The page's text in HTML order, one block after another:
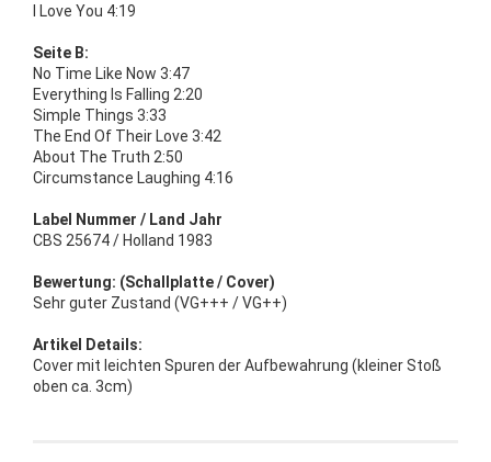
I Love You 4:19
Seite B:
No Time Like Now 3:47
Everything Is Falling 2:20
Simple Things 3:33
The End Of Their Love 3:42
About The Truth 2:50
Circumstance Laughing 4:16
Label Nummer / Land Jahr
CBS 25674 / Holland 1983
Bewertung: (Schallplatte / Cover)
Sehr guter Zustand (VG+++ / VG++)
Artikel Details:
Cover mit leichten Spuren der Aufbewahrung (kleiner Stoß
oben ca. 3cm)